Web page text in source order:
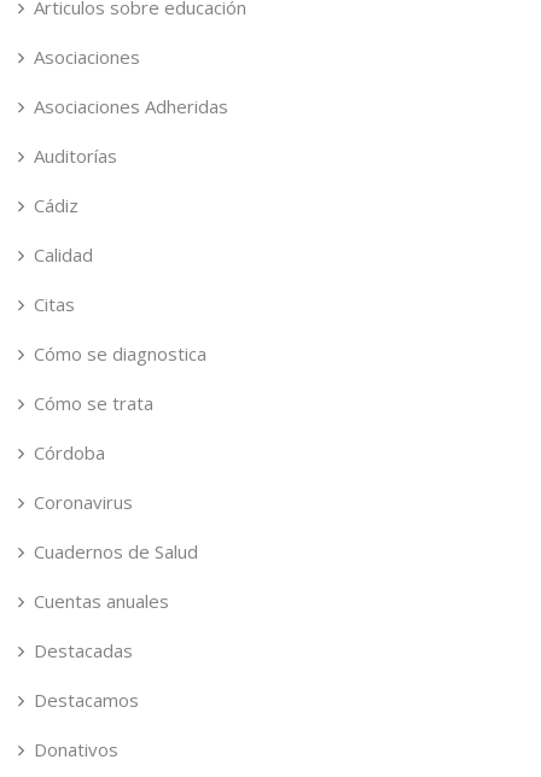
Articulos sobre educación
Asociaciones
Asociaciones Adheridas
Auditorías
Cádiz
Calidad
Citas
Cómo se diagnostica
Cómo se trata
Córdoba
Coronavirus
Cuadernos de Salud
Cuentas anuales
Destacadas
Destacamos
Donativos